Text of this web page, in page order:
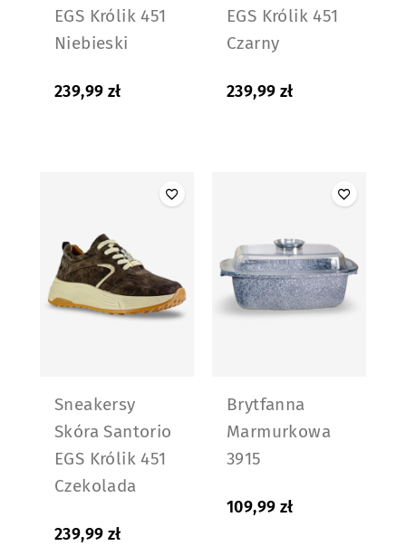
EGS Królik 451
Niebieski
239,99 zł
EGS Królik 451
Czarny
239,99 zł
Sneakersy
Skóra Santorio
EGS Królik 451
Czekolada
239,99 zł
Brytfanna
Marmurkowa
3915
109,99 zł